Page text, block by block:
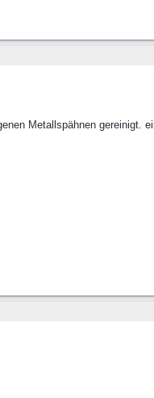
Metallspähnen gereinigt.